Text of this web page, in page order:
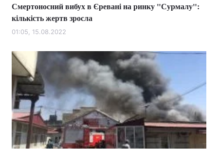
Смертоносний вибух в Єревані на ринку "Сурмалу":
кількість жертв зросла
01:05, 15.08.2022